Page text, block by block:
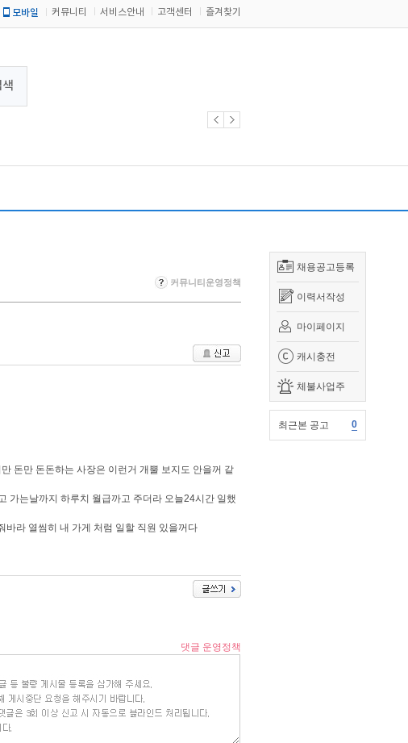
모바일 커뮤니티 서비스안내 고객센터 즐겨찾기
채용공고등록
이력서작성
마이페이지
캐시충전
체불사업주
최근본 공고 0
커뮤니티운영정책
돈만 돈돈하는 사장은 이런거 개뿔 보지도 안을꺼 같
가는날까지 하루치 월급까고 주더라 오늘24시간 일했
바라 열씸히 내 가게 처럼 일할 직원 있을꺼다